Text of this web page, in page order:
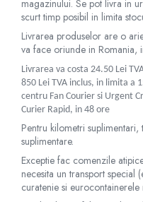
Papuci hotel
magazinului. Se pot livra in
scurt timp posibil in limita
Livrarea produselor are o
va face oriunde in Romania,
Livrarea va costa 24.50 Lei
850 Lei TVA inclus, in limita a
centru Fan Courier si Urgent
Curier Rapid, in 48 ore
Pentru kilometri
suplimentare.
Exceptie fac comenzile
necesita un transport
curatenie si eurocontainerele